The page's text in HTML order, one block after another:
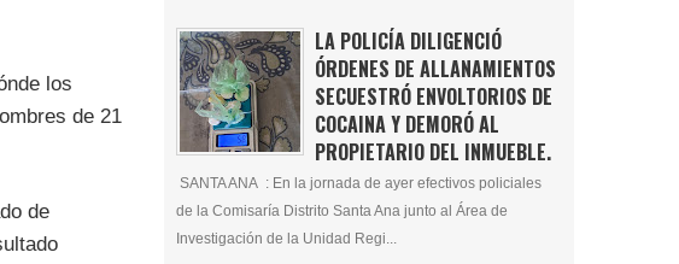
los
de 21
de
LA POLICÍA DILIGENCIÓ
ÓRDENES DE ALLANAMIENTOS
SECUESTRÓ ENVOLTORIOS DE
COCAINA Y DEMORÓ AL
PROPIETARIO DEL INMUEBLE.
SANTA ANA : En la jornada de ayer efectivos policiales
de la Comisaría Distrito Santa Ana junto al Área de
Investigación de la Unidad Regi...